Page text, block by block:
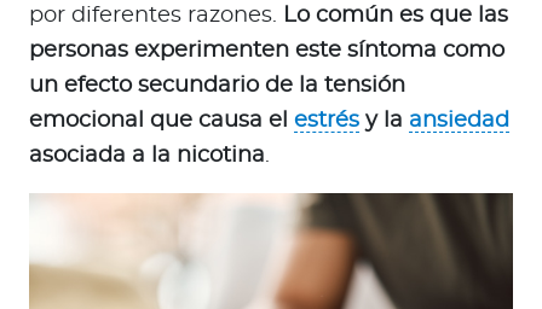
por diferentes razones. Lo común es que las
personas experimenten este síntoma como
un efecto secundario de la tensión
emocional que causa el estrés y la ansiedad
asociada a la nicotina.